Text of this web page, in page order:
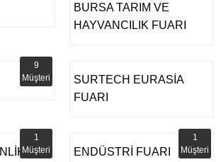
BURSA TARIM VE
HAYVANCILIK FUARI
9
Müşteri
SURTECH EURASİA
FUARI
1
Müşteri
ENDÜSTRİ FUARI
1
Müşteri